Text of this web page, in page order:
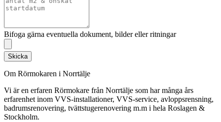
Bifoga gärna eventuella dokument, bilder eller ritningar
Skicka
Om Rörmokaren i Norrtälje
Vi är en erfaren Rörmokare från Norrtälje som har många års
erfarenhet inom VVS-installationer, VVS-service, avloppsrensning,
badrumsrenovering, tvättstugerenovering m.m i hela Roslagen &
Stockholm.